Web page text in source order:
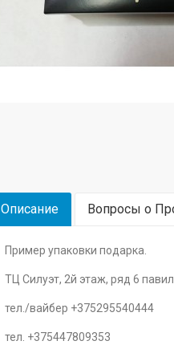
Описание Вопросы о
Пример упаковки подарка.
ТЦ Силуэт, 2й этаж, ряд 6
тел./вайбер +375295540444
тел. +375447809353